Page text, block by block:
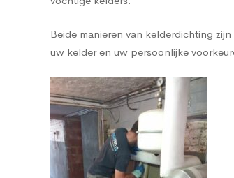
Beide manieren van kelderdichting
uw kelder en uw persoonlijke